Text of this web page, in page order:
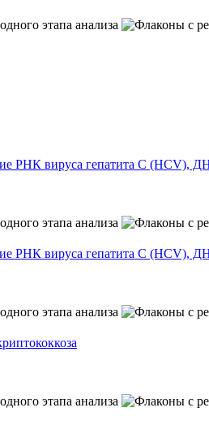
вируса гепатита С (HCV),
вируса гепатита С (HCV),